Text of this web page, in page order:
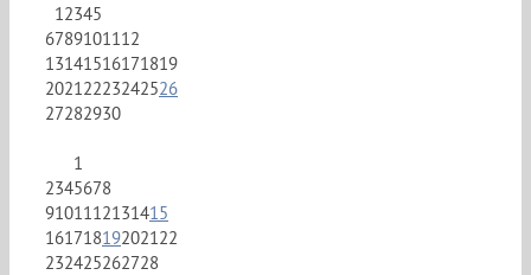
1 2345
67891011 12
13141516171819
2021 2223242526
27282930
1
2345678
91011 12131415
161718192021 22
232425262728